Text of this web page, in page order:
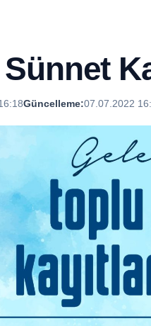
Güncelleme:07.07.2022